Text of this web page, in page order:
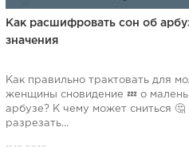
Как расшифровать сон об
значения
Как правильно трактовать для
женщины сновидение 💤 о
арбузе? К чему может сниться
разрезать...